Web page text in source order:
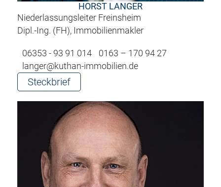
HORST LANGER
Niederlassungsleiter Freinsheim
Dipl.-Ing. (FH), Immobilienmakler
06353 - 93 91 014
0163 – 170 94 27
langer@kuthan-immobilien.de
Steckbrief